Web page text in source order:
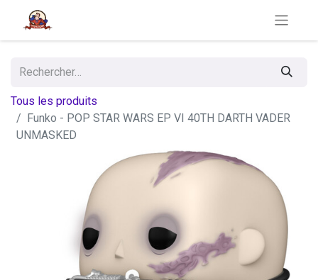
Tous les produits
Funko - POP STAR WARS EP VI 40TH DARTH VADER
UNMASKED